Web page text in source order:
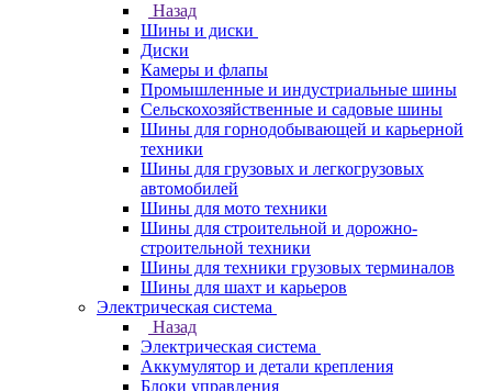
Назад
Шины и диски
Диски
Камеры и флапы
Промышленные и индустриальные шины
Сельскохозяйственные и садовые шины
Шины для горнодобывающей и карьерной
техники
Шины для грузовых и легкогрузовых
автомобилей
Шины для мото техники
Шины для строительной и дорожно-
строительной техники
Шины для техники грузовых терминалов
Шины для шахт и карьеров
Электрическая система
Назад
Электрическая система
Аккумулятор и детали крепления
Блоки управления